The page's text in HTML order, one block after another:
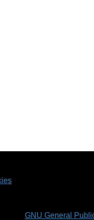
GNU General